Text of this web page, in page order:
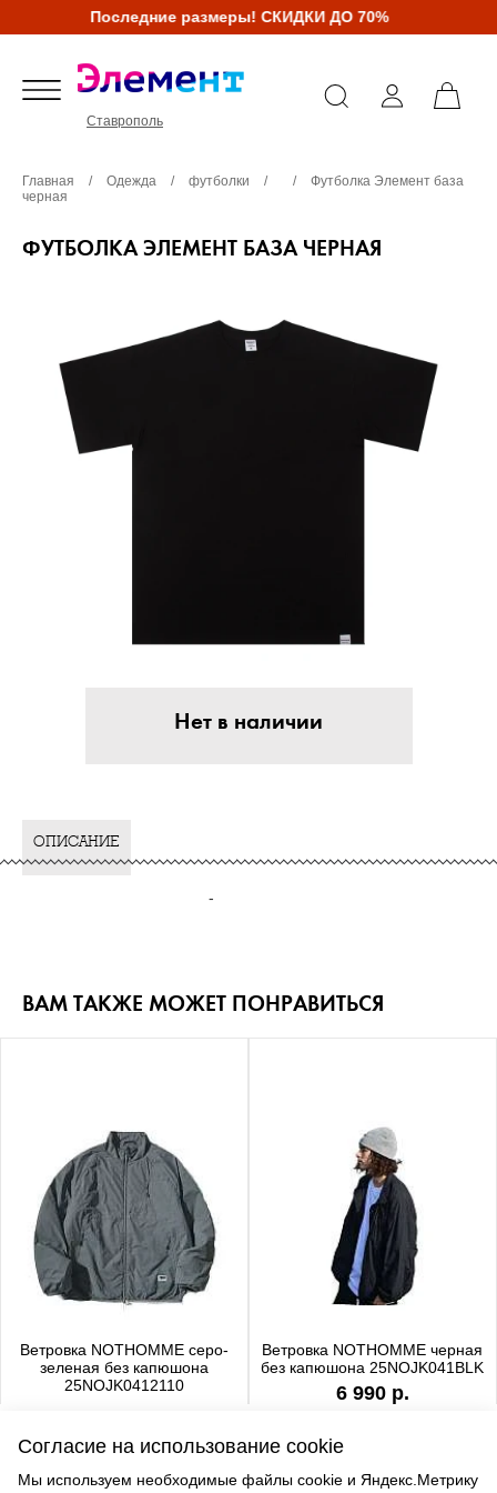
Последние размеры! СКИДКИ ДО 70%
Ставрополь
Главная / Одежда / футболки / /
Футболка Элемент база
черная
ФУТБОЛКА ЭЛЕМЕНТ БАЗА ЧЕРНАЯ
Нет в наличии
ОПИСАНИЕ
-
ВАМ ТАКЖЕ МОЖЕТ ПОНРАВИТЬСЯ
Ветровка NOTHOMME серо-
зеленая без капюшона
25NOJK0412110
Ветровка NOTHOMME черная
без капюшона 25NOJK041BLK
6 990 р.
Согласие на использование cookie
Мы используем необходимые файлы cookie и Яндекс.Метрику